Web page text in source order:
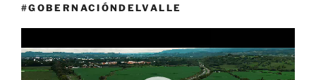
#GOBERNACIÓNDELVALLE
de
vídeo